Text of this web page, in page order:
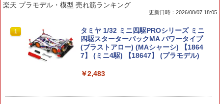
楽天 プラモデル・模型 売れ筋ランキング
更新日時：2026/08/07 18:05
1
タミヤ 1/32 ミニ四駆PROシリーズ ミニ
四駆スターターパックMA パワータイプ
(ブラストアロー) (MAシャーシ) 【1864
7】 (ミニ4駆) 【18647】 (プラモデル)
￥2,483